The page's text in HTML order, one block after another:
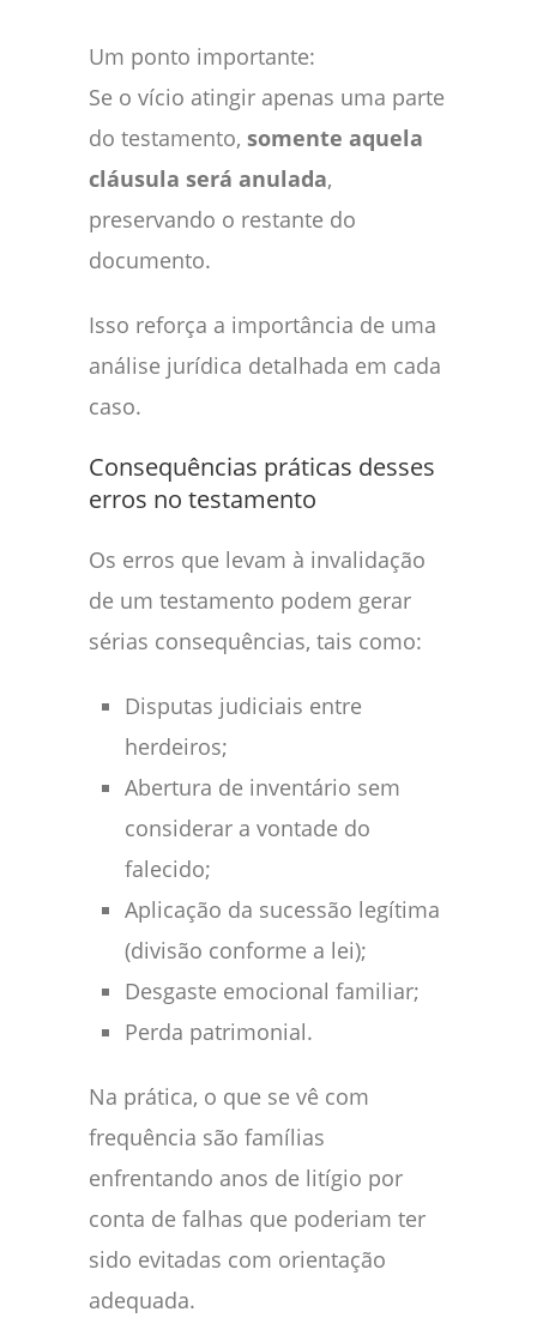
Um ponto importante:
Se o vício atingir apenas uma parte
do testamento, somente aquela
cláusula será anulada,
preservando o restante do
documento.
Isso reforça a importância de uma
análise jurídica detalhada em cada
caso.
Consequências práticas desses
erros no testamento
Os erros que levam à invalidação
de um testamento podem gerar
sérias consequências, tais como:
Disputas judiciais entre
herdeiros;
Abertura de inventário sem
considerar a vontade do
falecido;
Aplicação da sucessão legítima
(divisão conforme a lei);
Desgaste emocional familiar;
Perda patrimonial.
Na prática, o que se vê com
frequência são famílias
enfrentando anos de litígio por
conta de falhas que poderiam ter
sido evitadas com orientação
adequada.